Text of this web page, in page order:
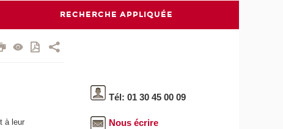
RECHERCHE APPLIQUÉE
à leur
Tél: 01 30 45 00 09
Nous écrire